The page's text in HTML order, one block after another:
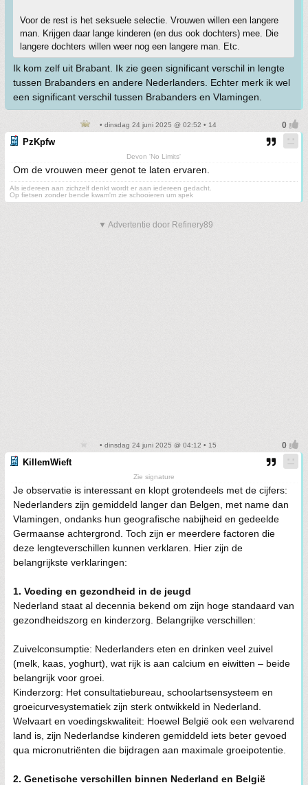
Voor de rest is het seksuele selectie. Vrouwen willen een langere
man. Krijgen daar lange kinderen (en dus ook dochters) mee. Die
langere dochters willen weer nog een langere man. Etc.
Ik kom zelf uit Brabant. Ik zie geen significant verschil in lengte
tussen Brabanders en andere Nederlanders. Echter merk ik wel
een significant verschil tussen Brabanders en Vlamingen.
• dinsdag 24 juni 2025 @ 02:52 • 14
PzKpfw
Devon 'No Limits'
Om de vrouwen meer genot te laten ervaren.
Als iedereen aan zichzelf denkt wordt er aan iedereen gedacht.
Op fietsen zonder bende kwam'm zie schooieren um spek
▼ Advertentie door Refinery89
• dinsdag 24 juni 2025 @ 04:12 • 15
KillemWieft
Zie signature
Je observatie is interessant en klopt grotendeels met de cijfers:
Nederlanders zijn gemiddeld langer dan Belgen, met name dan
Vlamingen, ondanks hun geografische nabijheid en gedeelde
Germaanse achtergrond. Toch zijn er meerdere factoren die
deze lengteverschillen kunnen verklaren. Hier zijn de
belangrijkste verklaringen:
1. Voeding en gezondheid in de jeugd
Nederland staat al decennia bekend om zijn hoge standaard van
gezondheidszorg en kinderzorg. Belangrijke verschillen:
Zuivelconsumptie: Nederlanders eten en drinken veel zuivel
(melk, kaas, yoghurt), wat rijk is aan calcium en eiwitten – beide
belangrijk voor groei.
Kinderzorg: Het consultatiebureau, schoolartsensysteem en
groeicurvesystematiek zijn sterk ontwikkeld in Nederland.
Welvaart en voedingskwaliteit: Hoewel België ook een welvarend
land is, zijn Nederlandse kinderen gemiddeld iets beter gevoed
qua micronutriënten die bijdragen aan maximale groeipotentie.
2. Genetische verschillen binnen Nederland en België